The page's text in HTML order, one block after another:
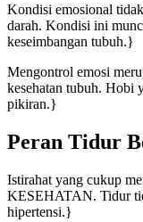
Kondisi emosional
darah. Kondisi ini
keseimbangan tubuh.}
Mengontrol emosi
kesehatan tubuh. Hobi
pikiran.}
Peran Tidur
Istirahat yang cukup
KESEHATAN. Tidur
hipertensi.}